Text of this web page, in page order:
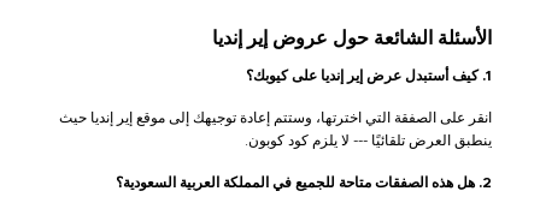
الأسئلة الشائعة حول عروض إير إنديا
1. كيف أستبدل عرض إير إنديا على كيوبك؟
انقر على الصفقة التي اخترتها، وستتم إعادة توجيهك إلى موقع إير إنديا حيث
ينطبق العرض تلقائيًا --- لا يلزم كود كوبون.
2. هل هذه الصفقات متاحة للجميع في المملكة العربية السعودية؟